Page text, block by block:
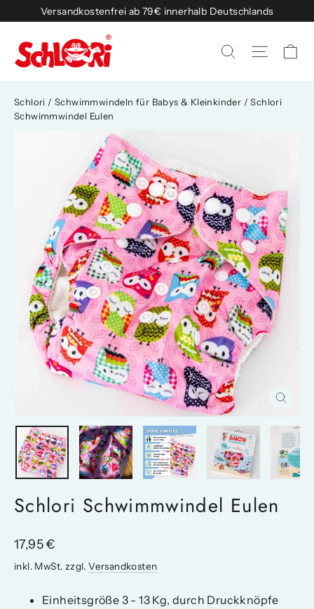
zum
Inhalt
Versandkostenfrei ab 79€ innerhalb Deutschlands
Suche
Schlori / Schwimmwindeln für Babys & Kleinkinder / Schlori
Schwimmwindel Eulen
Schlori Schwimmwindel Eulen
Normaler
Preis
17,95 €
inkl. MwSt. zzgl.Versandkosten
Einheitsgröße 3 - 13 Kg, durch Druckknöpfe